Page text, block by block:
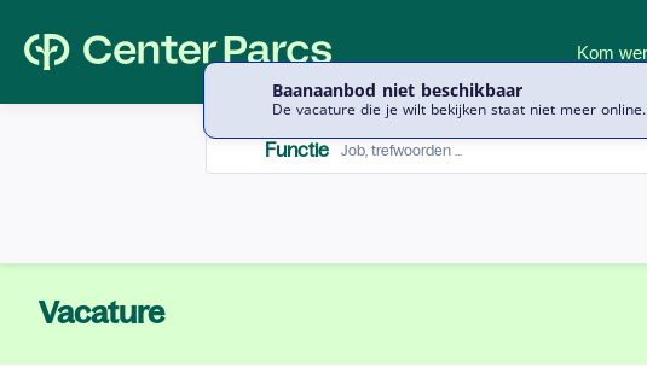
Baanaanbod niet beschikbaar
De vacature die je wilt bekijken staat niet meer online.
FunctieFunctie
Vacature